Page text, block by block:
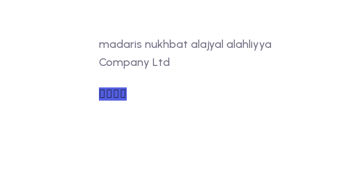
madaris nukhbat alajyal alahliyya
Company Ltd